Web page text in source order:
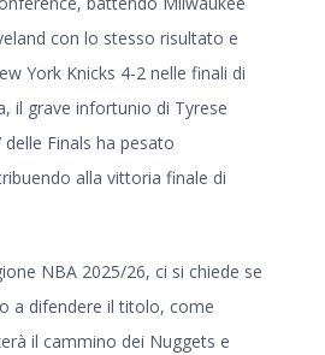
con lo stesso risultato e
York Knicks 4-2 nelle finali di
il grave infortunio di Tyrese
Finals ha pesato
alla vittoria finale di
NBA 2025/26, ci si chiede se
a difendere il titolo, come
il cammino dei Nuggets e